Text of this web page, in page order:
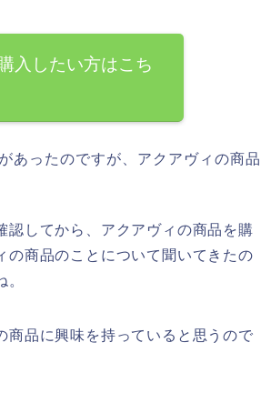
入したい方はこち
あったのですが、アクアヴィの商品
認してから、アクアヴィの商品を購
の商品のことについて聞いてきたの
商品に興味を持っていると思うので